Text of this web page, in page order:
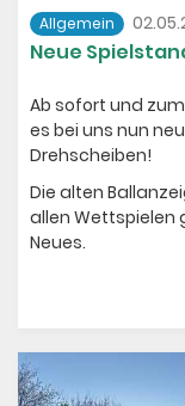
Allgemein
Neue
Ab sofort und
es bei uns nun
Drehscheiben!
Die alten
allen Wettspielen
Neues.